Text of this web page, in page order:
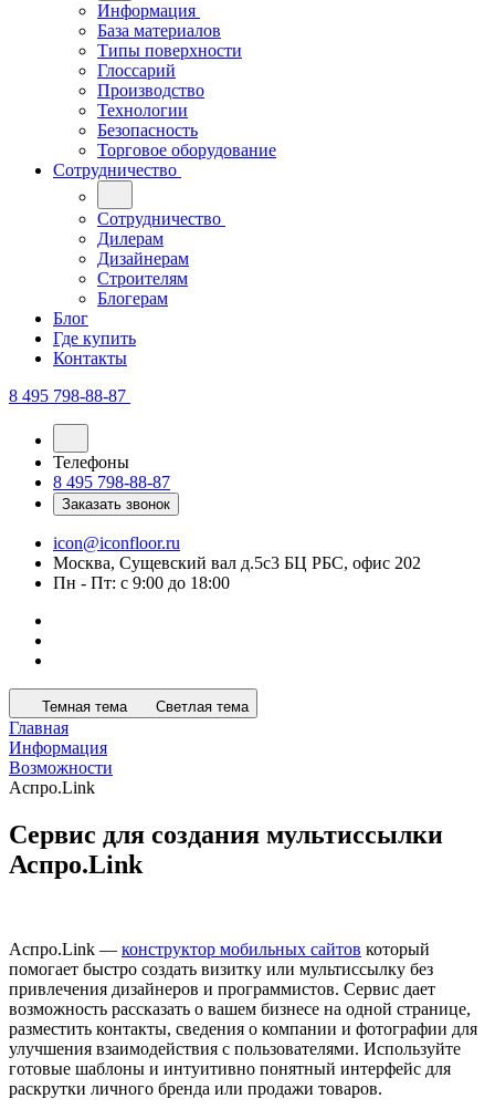
Информация
База материалов
Типы поверхности
Глоссарий
Производство
Технологии
Безопасность
Торговое оборудование
Сотрудничество
Сотрудничество
Дилерам
Дизайнерам
Строителям
Блогерам
Блог
Где купить
Контакты
8 495 798-88-87
Телефоны
8 495 798-88-87
Заказать звонок
icon@iconfloor.ru
Москва, Сущевский вал д.5с3 БЦ РБС, офис 202
Пн - Пт: с 9:00 до 18:00
Темная тема Светлая тема
Главная
Информация
Возможности
Аспро.Link
Сервис для создания мультиссылки
Аспро.Link
Аспро.Link — конструктор мобильных сайтов который
помогает быстро создать визитку или мультиссылку без
привлечения дизайнеров и программистов. Сервис дает
возможность рассказать о вашем бизнесе на одной странице,
разместить контакты, сведения о компании и фотографии для
улучшения взаимодействия с пользователями. Используйте
готовые шаблоны и интуитивно понятный интерфейс для
раскрутки личного бренда или продажи товаров.